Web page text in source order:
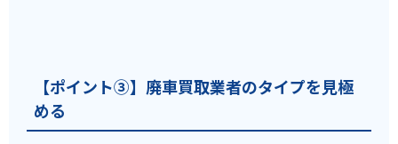
【ポイント③】廃車買取業者のタイプを見極
める